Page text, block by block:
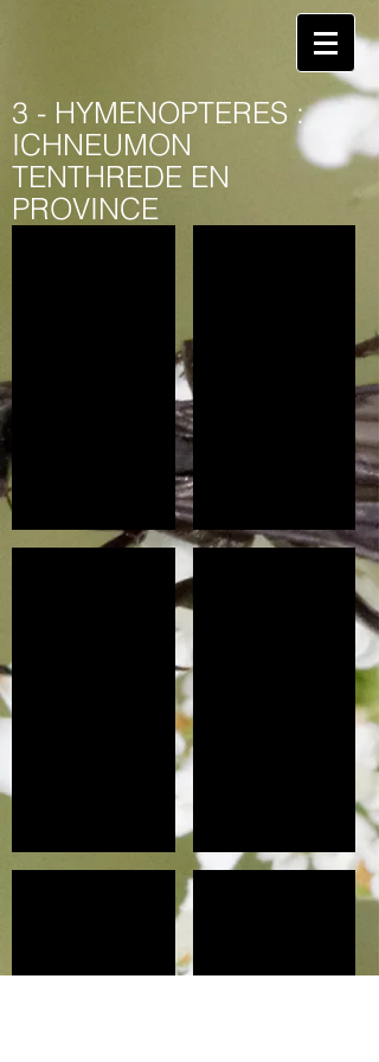
3 - HYMENOPTERES :
ICHNEUMON
TENTHREDE EN
PROVINCE
Ichneumon sp. - Savigny le Sec 21Ichneumon - Savigny le
Tenthredo sp - Savigny le Sec 21Tenthredo temula -